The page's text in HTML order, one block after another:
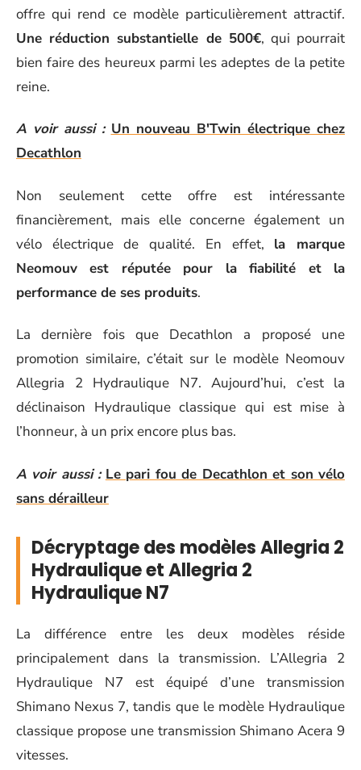
offre qui rend ce modèle particulièrement attractif.
Une réduction substantielle de 500€, qui pourrait
bien faire des heureux parmi les adeptes de la petite
reine.
A voir aussi : Un nouveau B'Twin électrique chez
Decathlon
Non seulement cette offre est intéressante
financièrement, mais elle concerne également un
vélo électrique de qualité. En effet, la marque
Neomouv est réputée pour la fiabilité et la
performance de ses produits.
La dernière fois que Decathlon a proposé une
promotion similaire, c’était sur le modèle Neomouv
Allegria 2 Hydraulique N7. Aujourd’hui, c’est la
déclinaison Hydraulique classique qui est mise à
l’honneur, à un prix encore plus bas.
A voir aussi : Le pari fou de Decathlon et son vélo
sans dérailleur
Décryptage des modèles Allegria 2
Hydraulique et Allegria 2
Hydraulique N7
La différence entre les deux modèles réside
principalement dans la transmission. L’Allegria 2
Hydraulique N7 est équipé d’une transmission
Shimano Nexus 7, tandis que le modèle Hydraulique
classique propose une transmission Shimano Acera 9
vitesses.